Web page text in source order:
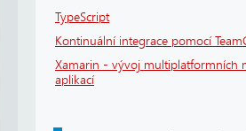
TypeScript
Kontinuální integrace pomocí
Xamarin - vývoj multiplatformních
aplikací